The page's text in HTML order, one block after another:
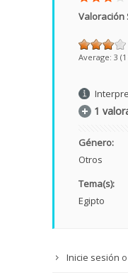
Valoración
Average: 3 (1
1
Género:
Otros
Tema(s):
Egipto
Inicie sesión o